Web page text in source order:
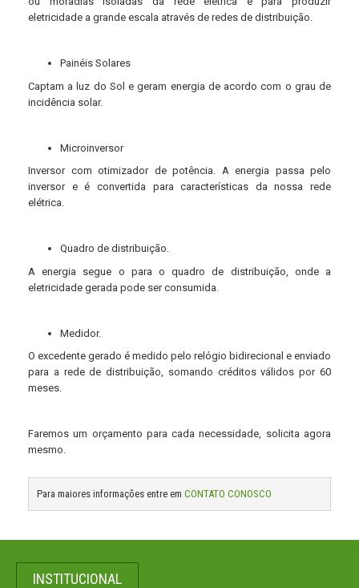
eletricidade a grande escala através de redes de distribuição.
Painéis Solares
Captam a luz do Sol e geram energia de acordo com o grau de
incidência solar.
Microinversor
Inversor com otimizador de potência. A energia passa pelo
inversor e é convertida para características da nossa rede
elétrica.
Quadro de distribuição.
A energia segue o para o quadro de distribuição, onde a
eletricidade gerada pode ser consumida.
Medidor.
O excedente gerado é medido pelo relógio bidirecional e enviado
para a rede de distribuição, somando créditos válidos por 60
meses.
Faremos um orçamento para cada necessidade, solicita agora
mesmo.
Para maiores informações entre em CONTATO CONOSCO
INSTITUCIONAL